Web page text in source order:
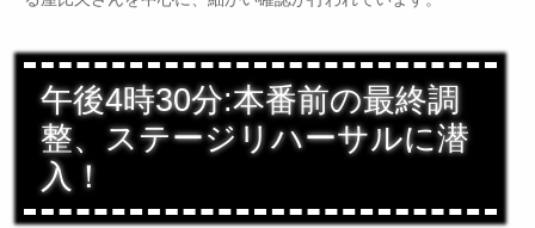
午後4時30分:本番前の最終調
整、ステージリハーサルに潜
入！